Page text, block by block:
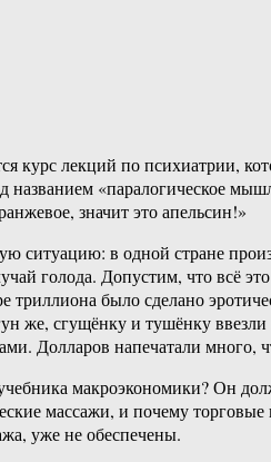
курс лекций по психиатрии,
«паралогическое
значит это апельсин!»
ситуацию: в одной стране
голода. Допустим, что всё
было сделано
же, сгущёнку и тушёнку
Долларов напечатали много,
макроэкономики? Он
массажи, и почему
уже не обеспечены.